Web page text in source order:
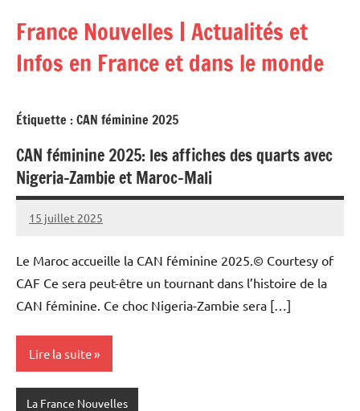
contenu
France Nouvelles | Actualités et
Infos en France et dans le monde
Étiquette :CAN féminine 2025
CAN féminine 2025: les affiches des quarts avec
Nigeria-Zambie et Maroc-Mali
15 juillet 2025
Admins
Le Maroc accueille la CAN féminine 2025.© Courtesy of
CAF Ce sera peut-être un tournant dans l’histoire de la
CAN féminine. Ce choc Nigeria-Zambie sera […]
Lire la suite
La France Nouvelles